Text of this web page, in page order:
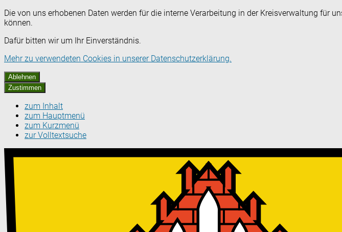
Die von uns erhobenen Daten werden für die interne Verarbeitung in der Kreisverwaltung für
können.
Dafür bitten wir um Ihr Einverständnis.
Mehr zu verwendeten Cookies in unserer Datenschutzerklärung.
Ablehnen
Zustimmen
zum Inhalt
zum Hauptmenü
zum Kurzmenü
zur Volltextsuche